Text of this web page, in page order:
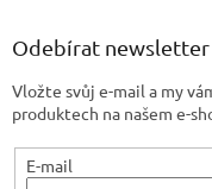
Odebírat newsletter
Vložte svůj e-mail a my
produktech na našem e-
E-mail